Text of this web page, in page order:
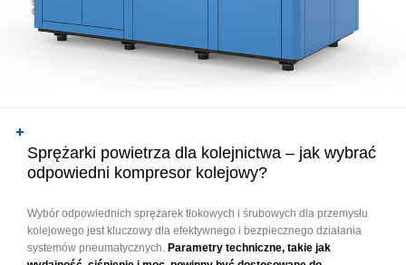
Sprężarki powietrza dla kolejnictwa – jak wybrać
odpowiedni kompresor kolejowy?
Wybór odpowiednich sprężarek tłokowych i śrubowych dla przemysłu
kolejowego jest kluczowy dla efektywnego i bezpiecznego działania
systemów pneumatycznych. Parametry techniczne, takie jak